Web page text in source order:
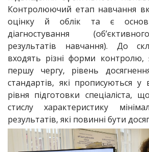
Контролюючий етап навчання
оцінку й облік та є
діагностування
результатів навчання). До
входять різні форми контролю,
першу чергу, рівень
стандартів, які прописуються у
рівня підготовки спеціаліста,
стислу характеристику
результатів, які повинні бути